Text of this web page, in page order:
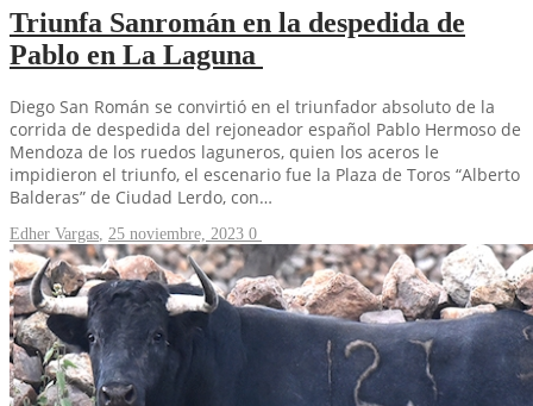
Triunfa Sanromán en la despedida de
Pablo en La Laguna
Diego San Román se convirtió en el triunfador absoluto de la
corrida de despedida del rejoneador español Pablo Hermoso de
Mendoza de los ruedos laguneros, quien los aceros le
impidieron el triunfo, el escenario fue la Plaza de Toros “Alberto
Balderas” de Ciudad Lerdo, con…
Edher Vargas 25 noviembre, 2023 0